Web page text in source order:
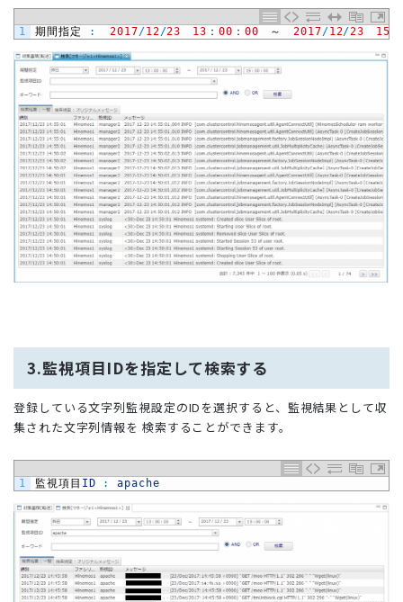
1 期間指定 : 2017/12/23 13 ： 00 ： 00 ～ 2017/12/23 15
3.監視項目IDを指定して検索する
登録している文字列監視設定のIDを選択すると、監視結果として収
集された文字列情報を 検索することができます。
1 監視項目 ID : apache